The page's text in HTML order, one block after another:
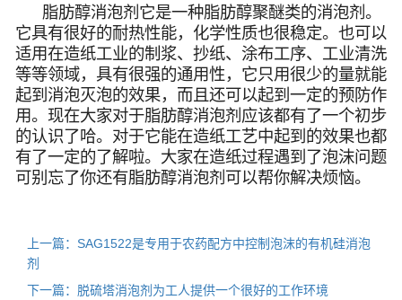
脂肪醇消泡剂它是一种脂肪醇聚醚类的消泡剂。
它具有很好的耐热性能，化学性质也很稳定。也可以
适用在造纸工业的制浆、抄纸、涂布工序、工业清洗
等等领域，具有很强的通用性，它只用很少的量就能
起到消泡灭泡的效果，而且还可以起到一定的预防作
用。现在大家对于脂肪醇消泡剂应该都有了一个初步
的认识了哈。对于它能在造纸工艺中起到的效果也都
有了一定的了解啦。大家在造纸过程遇到了泡沫问题
可别忘了你还有脂肪醇消泡剂可以帮你解决烦恼。
上一篇：SAG1522是专用于农药配方中控制泡沫的有机硅消泡
剂
下一篇：脱硫塔消泡剂为工人提供一个很好的工作环境